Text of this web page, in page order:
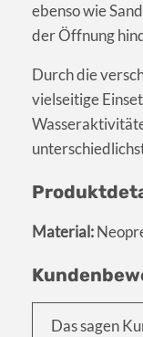
ebenso wie
der Öffnung
Durch die
vielseitige
Material:
Das sagen